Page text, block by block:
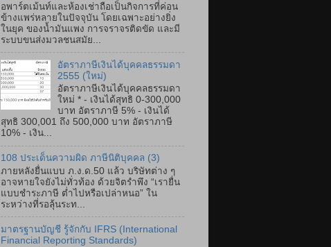
อพาร์ตเม้นท์และห้องเช่าถือเป็นกิจการที่ค่อน
ข้างแพร่หลายในปัจจุบัน โดยเฉพาะอย่างยิ่ง
ในยุค ของน้ำมันแพง การจราจรติดขัด และมี
ระบบขนส่งมวลชนสมัย...
อัตราภาษีเงินได้บุคคลธรรมดา
2555 (ใหม่)
อัตราภาษีเงินได้บุคคลธรรมดา
ใหม่ * - เงินได้สุทธิ 0-300,000
บาท อัตราภาษี 5% - เงินได้
สุทธิ 300,001 ถึง 500,000 บาท อัตราภาษี
10% - เงิน...
108 ประเด็นความผิด ภาษีนิติบุคคล (3)
ภายหลังยื่นแบบ ภ.ง.ด.50 แล้ว บริษัทต่าง ๆ
อาจหายใจยังไม่ทั่วท้อง ด้วยจิตรำพึง “เรายื่น
แบบชำระภาษี ต่ำไปหรือเปล่าหนอ” ใน
ระหว่างที่รอลุ้นระท...
มาตรฐานบัญชี รู้จักกับ IFRS (International
Financial Reporting Standards)